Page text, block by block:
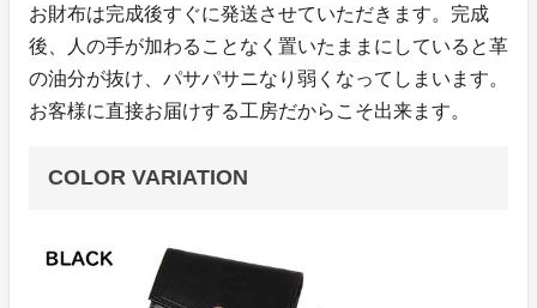
お財布は完成後すぐに発送させていただきます。完成
後、人の手が加わることなく置いたままにしていると革
の油分が抜け、パサパサニなり弱くなってしまいます。
お客様に直接お届けする工房だからこそ出来ます。
COLOR VARIATION